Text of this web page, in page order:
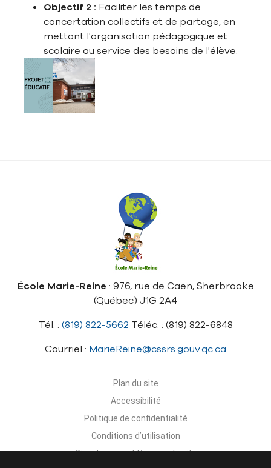
Objectif 2 : Faciliter les temps de
concertation collectifs et de partage, en
mettant l'organisation pédagogique et
scolaire au service des besoins de l'élève.
École Marie-Reine : 976, rue de Caen, Sherbrooke
(Québec) J1G 2A4
Tél. : (819) 822-5662 Téléc. : (819) 822-6848
Courriel : MarieReine@cssrs.gouv.qc.ca
Plan du site
Accessibilité
Politique de confidentialité
Conditions d’utilisation
Signaler un problème sur le site